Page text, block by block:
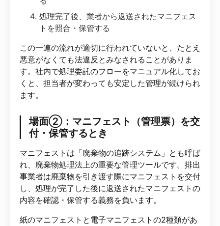
処理完了後、業者から返送されたマニフェス
トを照合・保管する
この一連の流れが適切に行われていないと、たとえ
悪意がなくても法違反とみなされることがありま
す。社内で処理委託のフローをマニュアル化してお
くと、担当者が変わっても安定した管理が続けられ
ます。
場面②：マニフェスト（管理票）を交
付・保管するとき
マニフェストは「廃棄物の追跡システム」とも呼ば
れ、廃棄物処理法上の重要な管理ツールです。排出
事業者は廃棄物を引き渡す際にマニフェストを交付
し、処理が完了した後に返送されたマニフェストの
内容を確認・保管する義務を負います。
紙のマニフェストと電子マニフェストの2種類があ